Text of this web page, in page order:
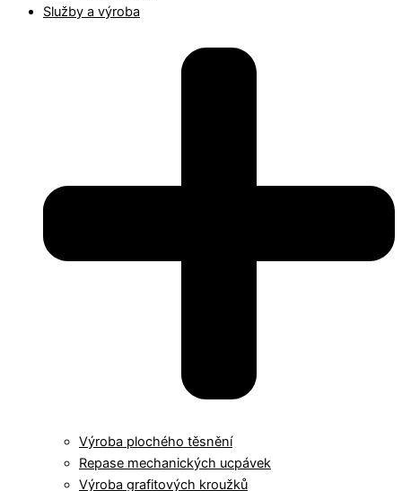
Služby a výroba
Výroba plochého těsnění
Repase mechanických ucpávek
Výroba grafitových kroužků